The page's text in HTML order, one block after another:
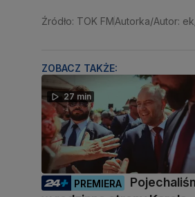
Źródło: TOK FMAutorka/Autor:
ZOBACZ TAKŻE:
27 min
PREMIERA